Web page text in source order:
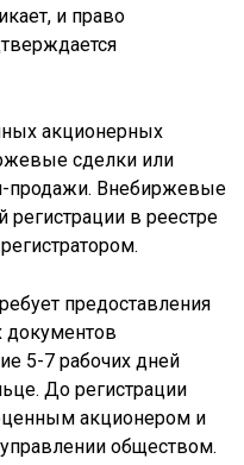
и право
акционерных
сделки или
продажи. Внебиржевые
регистрации в реестре
предоставления
5-7 рабочих дней
До регистрации
акционером и
обществом.